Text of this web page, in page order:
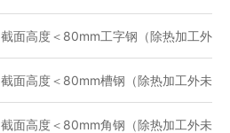
截面高度＜80mm工字钢（除热加工外未
截面高度＜80mm槽钢（除热加工外未经
截面高度＜80mm角钢（除热加工外未经